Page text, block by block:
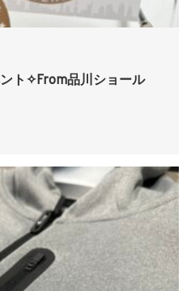
ト✧From品川ショール